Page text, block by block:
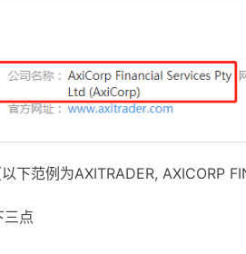
下范例为AXITRADER, AXICORP
三点